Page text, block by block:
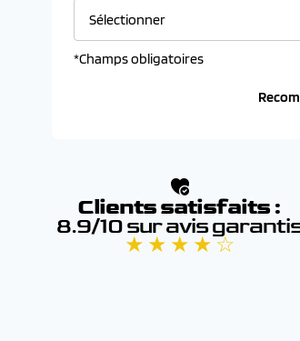
*Champs obligatoires
Clients satisfaits :
8.9/10 sur avis
★ ★ ★ ★ ☆